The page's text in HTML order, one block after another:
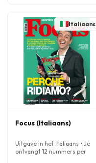
Italiaans
Focus (Italiaans)
Uitgave in het Italiaans • Je
ontvangt 12 nummers per